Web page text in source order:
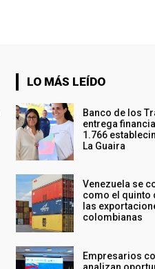
LO MÁS LEÍDO
Banco de los
entrega
1.766
La Guaira
Venezuela se
como el quinto
las
colombianas
Empresarios
analizan